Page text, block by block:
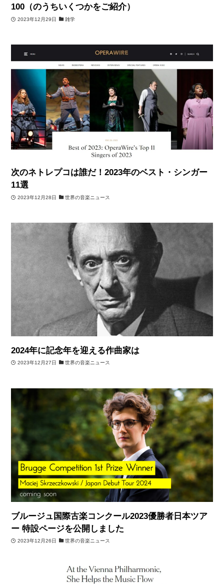
100（のうちいくつかをご紹介）
2023年12月29日 雑学
次のネトレプコは誰だ！2023年のベスト・シンガー
11選
2023年12月28日 世界の音楽ニュース
2024年に記念年を迎える作曲家は
2023年12月27日 世界の音楽ニュース
ブルージュ国際古楽コンクール2023優勝者日本ツア
ー 特設ページを公開しました
2023年12月26日 世界の音楽ニュース